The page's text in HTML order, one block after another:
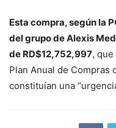
Esta compra, según la
del grupo de Alexis
de RD$12,752,997,
Plan Anual de Compras
constituían una